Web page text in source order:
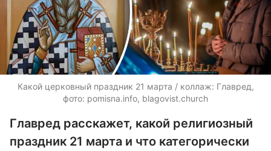
Какой церковный праздник 21 марта / коллаж: Главред,
фото: pomisna.info, blagovist.church
Главред расскажет, какой религиозный
праздник 21 марта и что категорически